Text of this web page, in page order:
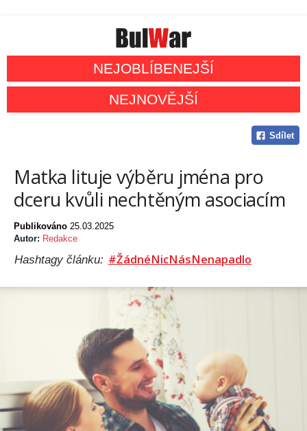
NEJOBLÍBENEJŠÍ
NEJNOVĚJŠÍ
Sdílet
Matka lituje výběru jména pro
dceru kvůli nechtěným asociacím
Publikováno 25.03.2025
Autor: Redakce
Hashtagy článku: #ŽádnéNicNásNenapadlo